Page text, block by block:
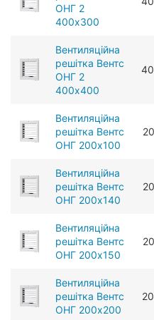
ОНГ 2
400х300
Вентиляційна
решітка Вентс
ОНГ 2
400х400
Вентиляційна
решітка Вентс
ОНГ 200х100
Вентиляційна
решітка Вентс
ОНГ 200х140
Вентиляційна
решітка Вентс
ОНГ 200х150
Вентиляційна
решітка Вентс
ОНГ 200х200